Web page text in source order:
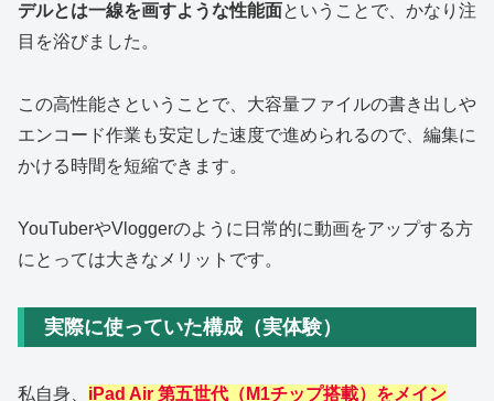
デルとは一線を画すような性能面ということで、かなり注
目を浴びました。
この高性能さということで、大容量ファイルの書き出しや
エンコード作業も安定した速度で進められるので、編集に
かける時間を短縮できます。
YouTuberやVloggerのように日常的に動画をアップする方
にとっては大きなメリットです。
実際に使っていた構成（実体験）
私自身、 iPad Air 第五世代（M1チップ搭載）をメイン